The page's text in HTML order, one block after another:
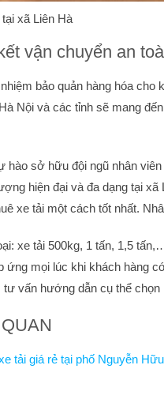
xã Liên Hà
vận chuyển an
bảo quản hàng hóa
Nội và các tỉnh sẽ mang
hào sở hữu đội ngũ nhân
hiện đại và đa dạng tại
xe tải một cách tốt nhất.
xe tải 500kg, 1 tấn, 1,5
ứng mọi lúc khi khách hàng
vấn hướng dẫn cụ thể
tải giá rẻ tại phố Nguyễn Hữu